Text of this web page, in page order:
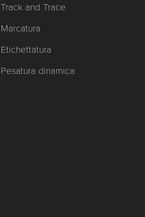
Track and Trace
Marcatura
Etichettatura
Pesatura dinamica